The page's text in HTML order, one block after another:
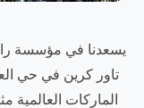
يسعدنا في مؤسسة
تاور كرين في حي